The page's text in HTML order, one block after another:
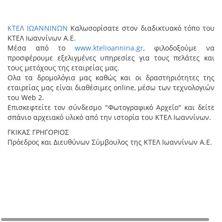
ΚΤΕΛ ΙΩΑΝΝΙΝΩΝ Καλωσορίσατε στον διαδικτυακό τόπο του
ΚΤΕΛ Ιωαννίνων Α.Ε.
Μέσα από το www.ktelioannina.gr, φιλοδοξούμε να
προσφέρουμε εξελιγμένες υπηρεσίες για τους πελάτες και
τους μετόχους της εταιρείας μας.
Ολα τα δρομολόγια μας καθώς και οι δραστηριότητες της
εταιρείας μας είναι διαθέσιμες online, μέσω των τεχνολογιών
του Web 2.
Επισκεφτείτε τον σύνδεσμο "Φωτογραφικό Αρχείο" και δείτε
σπάνιο αρχειακό υλικό από την ιστορία του ΚΤΕΛ Ιωαννίνων.
ΓΚΙΚΑΣ ΓΡΗΓΟΡΙΟΣ
Πρόεδρος και Διευθύνων Σύμβουλος της ΚΤΕΛ Ιωαννίνων Α.Ε.